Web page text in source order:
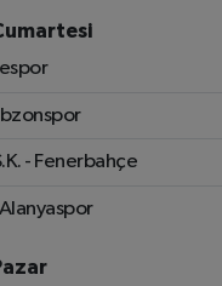
- Fenerbahçe